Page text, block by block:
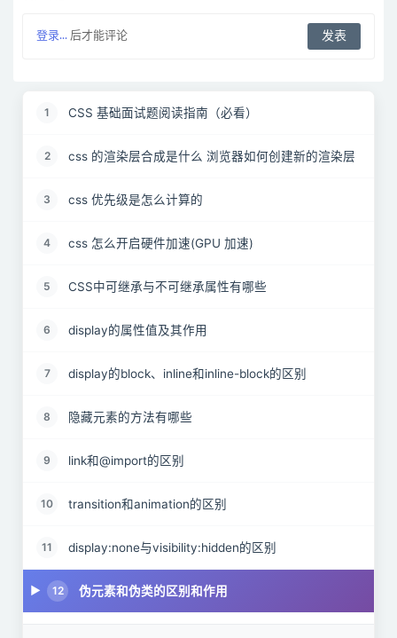
登录... 后才能评论
1 CSS 基础面试题阅读指南（必看）
2 css 的渲染层合成是什么 浏览器如何创建新的渲染层
3 css 优先级是怎么计算的
4 css 怎么开启硬件加速(GPU 加速)
5 CSS中可继承与不可继承属性有哪些
6 display的属性值及其作用
7 display的block、inline和inline-block的区别
8 隐藏元素的方法有哪些
9 link和@import的区别
10 transition和animation的区别
11 display:none与visibility:hidden的区别
12 伪元素和伪类的区别和作用